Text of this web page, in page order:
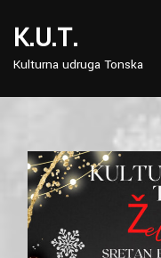
content
K.U.T.
Kulturna udruga Tonska